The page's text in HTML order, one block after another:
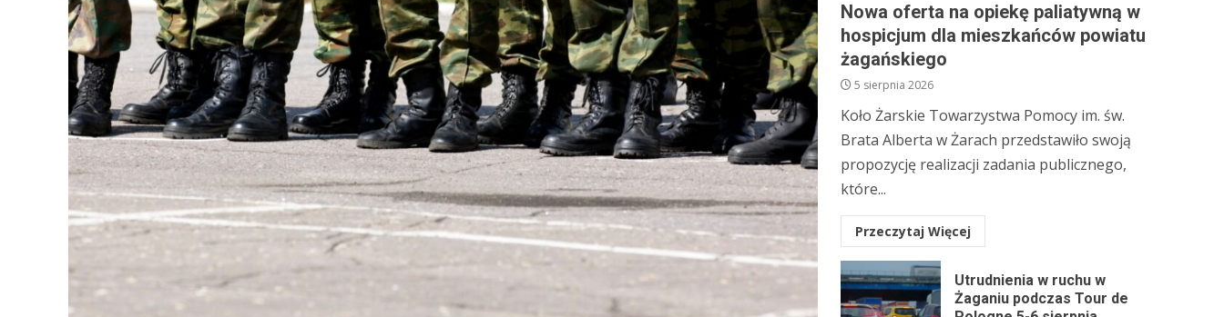
Nowa oferta na opiekę paliatywną w
hospicjum dla mieszkańców powiatu
żagańskiego
5 sierpnia 2026
Koło Żarskie Towarzystwa Pomocy im. św.
Brata Alberta w Żarach przedstawiło swoją
propozycję realizacji zadania publicznego,
które...
Przeczytaj Więcej
Utrudnienia w ruchu w
Żaganiu podczas Tour de